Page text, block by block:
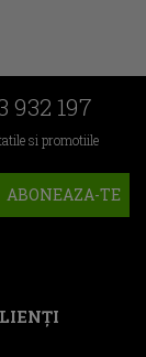
932 197
si promotiile
ABONEAZA-TE